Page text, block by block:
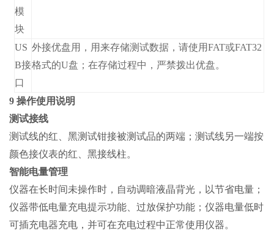
模
块
US
B接
口
外接优盘用，用来存储测试数据，请使用FAT或FAT32
格式的U盘；在存储过程中，严禁拨出优盘。
9 操作使用说明
测试接线
测试线的红、黑测试钳接被测试品的两端；测试线另一端按
颜色接仪表的红、黑接线柱。
智能电量管理
仪器在长时间未操作时，自动调暗液晶背光，以节省电量；
仪器带低电量充电提示功能、过放保护功能；仪器电量低时
可插充电器充电，并可在充电过程中正常使用仪器。